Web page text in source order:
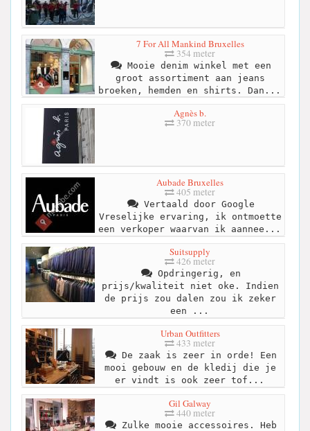
7 For All Mankind Bruxelles
354 meter
Mooie denim winkel met een
groot assortiment aan jeans
broeken, hemden en shirts. Dan...
Agnès b.
370 meter
Aubade Bruxelles
405 meter
Vertaald door Google
Vreselijke ervaring, ik ontmoette
een verkoper waarvan ik aannee...
Suitsupply
426 meter
Opdringerig, en
prijs/kwaliteit niet oke. Indien
de prijs zou dalen zou ik zeker
een ...
Urban Outfitters
433 meter
De zaak is zeer in orde! Een
mooi gebouw en de kledij die je
er vindt is ook zeer tof...
Gil Galway
440 meter
Zulke mooie accessoires. Heb